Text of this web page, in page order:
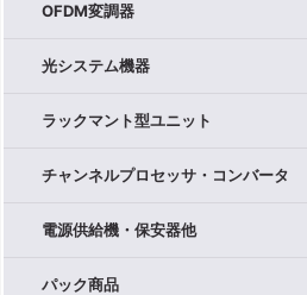
OFDM変調器
光システム機器
ラックマント型ユニット
チャンネルプロセッサ・コンバータ
電源供給機・保安器他
パック商品